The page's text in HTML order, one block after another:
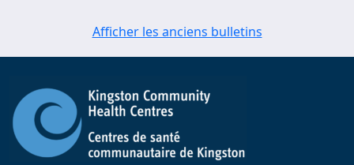
Afficher les anciens bulletins